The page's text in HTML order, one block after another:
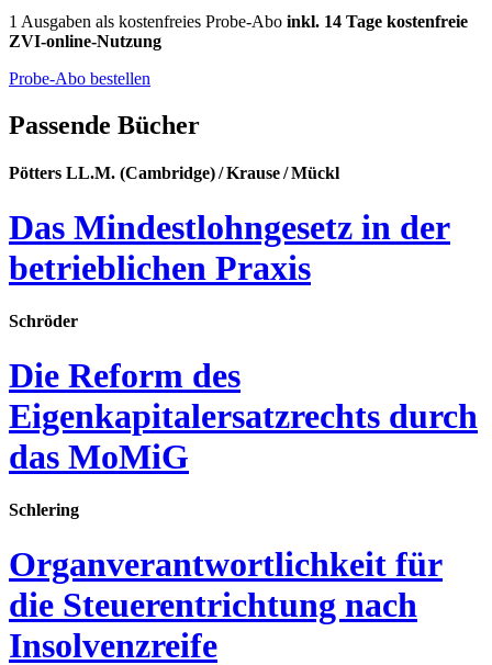
1 Ausgaben als kostenfreies Probe-Abo inkl. 14 Tage kostenfreie
ZVI-online-Nutzung
Probe-Abo bestellen
Passende Bücher
Pötters LL.M. (Cambridge) / Krause / Mückl
Das Mindestlohngesetz in der
betrieblichen Praxis
Schröder
Die Reform des
Eigenkapitalersatzrechts durch
das MoMiG
Schlering
Organverantwortlichkeit für
die Steuerentrichtung nach
Insolvenzreife